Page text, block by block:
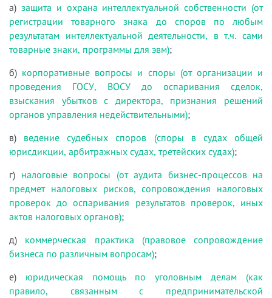
а) защита и охрана интеллектуальной собственности (от
регистрации товарного знака до споров по любым
результатам интеллектуальной деятельности, в т.ч. сами
товарные знаки, программы для эвм);
б) корпоративные вопросы и споры (от организации и
проведения ГОСУ, ВОСУ до оспаривания сделок,
взыскания убытков с директора, признания решений
органов управления недействительными);
в) ведение судебных споров (споры в судах общей
юрисдикции, арбитражных судах, третейских судах);
г) налоговые вопросы (от аудита бизнес-процессов на
предмет налоговых рисков, сопровождения налоговых
проверок до оспаривания результатов проверок, иных
актов налоговых органов);
д) коммерческая практика (правовое сопровождение
бизнеса по различным вопросам);
е) юридическая помощь по уголовным делам (как
правило, связанным с предпринимательской